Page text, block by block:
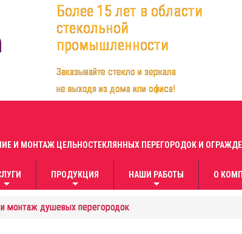
Более 15 лет в области
стекольной
промышленности
Заказывайте стекло и зеркала
не выходя из дома или офиса!
И МОНТАЖ ЦЕЛЬНОСТЕКЛЯННЫХ ПЕРЕГОРОДОК И
ПРОДУКЦИЯ НАШИ РАБОТЫ О
для лестничных пролетов!
монтаж душевых перегородок